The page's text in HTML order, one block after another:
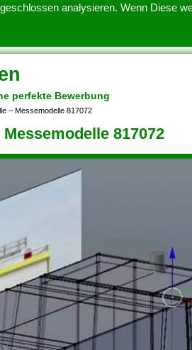
analysieren. Wenn Diese
perfekte Bewerbung
– Messemodelle 817072
817072